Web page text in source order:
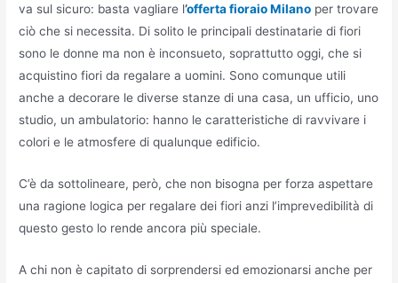
va sul sicuro: basta vagliare l’offerta fioraio Milano per trovare
ciò che si necessita. Di solito le principali destinatarie di fiori
sono le donne ma non è inconsueto, soprattutto oggi, che si
acquistino fiori da regalare a uomini. Sono comunque utili
anche a decorare le diverse stanze di una casa, un ufficio, uno
studio, un ambulatorio: hanno le caratteristiche di ravvivare i
colori e le atmosfere di qualunque edificio.
C’è da sottolineare, però, che non bisogna per forza aspettare
una ragione logica per regalare dei fiori anzi l’imprevedibilità di
questo gesto lo rende ancora più speciale.
A chi non è capitato di sorprendersi ed emozionarsi anche per